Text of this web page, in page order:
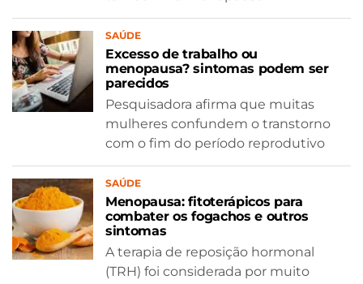
SAÚDE
Excesso de trabalho ou
menopausa? sintomas podem ser
parecidos
Pesquisadora afirma que muitas
mulheres confundem o transtorno
com o fim do período reprodutivo
SAÚDE
Menopausa: fitoterápicos para
combater os fogachos e outros
sintomas
A terapia de reposição hormonal
(TRH) foi considerada por muito